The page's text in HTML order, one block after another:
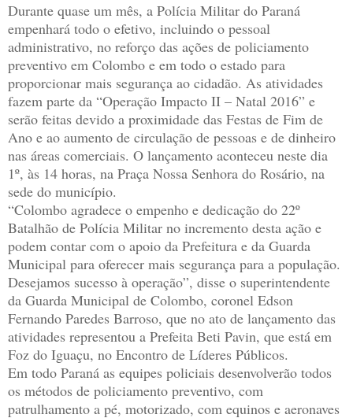
Durante quase um mês, a Polícia Militar do Paraná
empenhará todo o efetivo, incluindo o pessoal
administrativo, no reforço das ações de policiamento
preventivo em Colombo e em todo o estado para
proporcionar mais segurança ao cidadão. As atividades
fazem parte da “Operação Impacto II – Natal 2016” e
serão feitas devido a proximidade das Festas de Fim de
Ano e ao aumento de circulação de pessoas e de dinheiro
nas áreas comerciais. O lançamento aconteceu neste dia
1º, às 14 horas, na Praça Nossa Senhora do Rosário, na
sede do município.
“Colombo agradece o empenho e dedicação do 22º
Batalhão de Polícia Militar no incremento desta ação e
podem contar com o apoio da Prefeitura e da Guarda
Municipal para oferecer mais segurança para a população.
Desejamos sucesso à operação”, disse o superintendente
da Guarda Municipal de Colombo, coronel Edson
Fernando Paredes Barroso, que no ato de lançamento das
atividades representou a Prefeita Beti Pavin, que está em
Foz do Iguaçu, no Encontro de Líderes Públicos.
Em todo Paraná as equipes policiais desenvolverão todos
os métodos de policiamento preventivo, com
patrulhamento a pé, motorizado, com equinos e aeronaves